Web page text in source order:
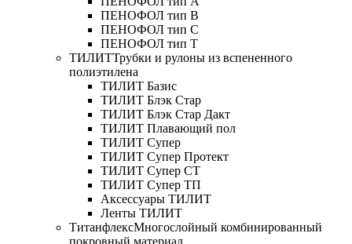
ПЕНОФОЛ тип B
ПЕНОФОЛ тип C
ПЕНОФОЛ тип T
ТИЛИТТрубки и рулоны из вспененного
полиэтилена
ТИЛИТ Базис
ТИЛИТ Блэк Стар
ТИЛИТ Блэк Стар Дакт
ТИЛИТ Плавающий пол
ТИЛИТ Супер
ТИЛИТ Супер Протект
ТИЛИТ Супер СТ
ТИЛИТ Супер ТП
Аксессуары ТИЛИТ
Ленты ТИЛИТ
ТитанфлексМногослойный комбинированный
покровный материал